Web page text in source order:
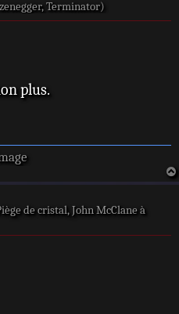
Terminator)
plus.
de cristal, John McClane à